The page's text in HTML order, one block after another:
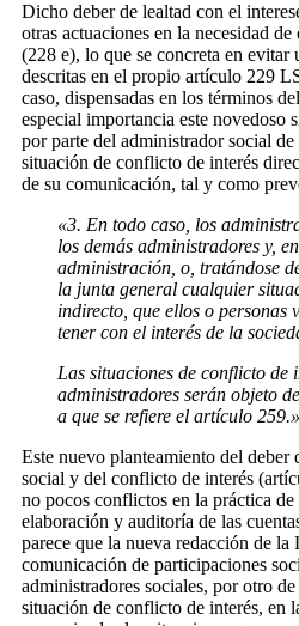
Dicho deber de lealtad con el
otras actuaciones en la necesidad
(228 e), lo que se concreta en evitar
descritas en el propio artículo 229
caso, dispensadas en los términos
especial importancia este novedoso
por parte del administrador social
situación de conflicto de interés
de su comunicación, tal y como
«3. En todo caso, los
los demás administradores y,
administración, o, tratándose
la junta general cualquier
indirecto, que ellos o personas
tener con el interés de la
Las situaciones de conflicto de
administradores serán objeto
a que se refiere el artículo 259.»
Este nuevo planteamiento del deber
social y del conflicto de interés
no pocos conflictos en la práctica de
elaboración y auditoría de las
parece que la nueva redacción de
comunicación de participaciones
administradores sociales, por otro
situación de conflicto de interés, en